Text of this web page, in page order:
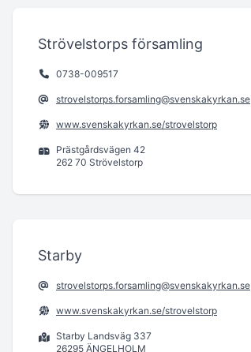
Strövelstorps församling
0738-009517
strovelstorps.forsamling@svenskakyrkan.se
www.svenskakyrkan.se/strovelstorp
Prästgårdsvägen 42
262 70 Strövelstorp
Starby
strovelstorps.forsamling@svenskakyrkan.se
www.svenskakyrkan.se/strovelstorp
Starby Landsväg 337
26295 ÄNGELHOLM